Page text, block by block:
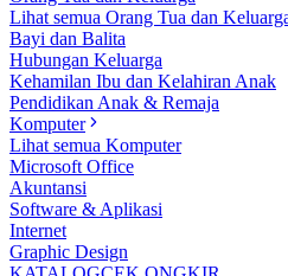
Lihat semua Orang Tua dan
Bayi dan Balita
Hubungan Keluarga
Kehamilan Ibu dan Kelahiran Anak
Pendidikan Anak & Remaja
Komputer
Lihat semua Komputer
Microsoft Office
Akuntansi
Software & Aplikasi
Internet
Graphic Design